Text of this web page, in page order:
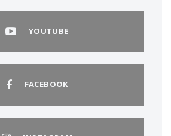
YOUTUBE
FACEBOOK